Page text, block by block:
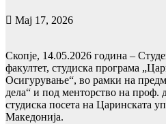
Мај 17, 2026
Скопје, 14.05.2026 година –
факултет, студиска програма
Осигурување“, во рамки на
дела“ и под менторство на проф.
студиска посета на Царинската
Македонија.